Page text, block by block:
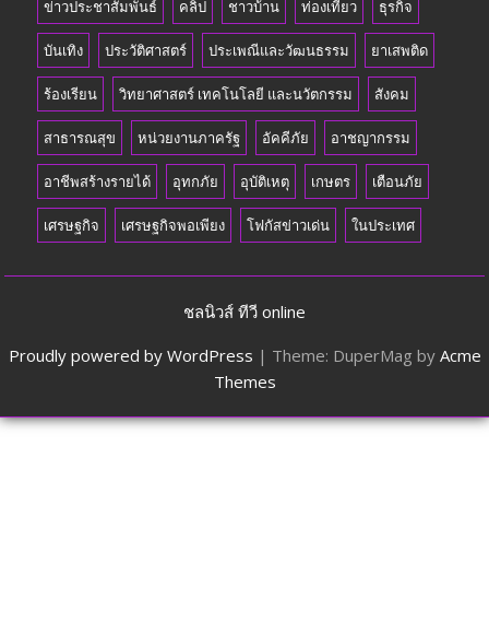
ข่าวประชาสัมพันธ์ คลิป ชาวบ้าน ท่องเที่ยว ธุรกิจ
บันเทิง ประวัติศาสตร์ ประเพณีและวัฒนธรรม ยาเสพติด
ร้องเรียน วิทยาศาสตร์ เทคโนโลยี และนวัตกรรม สังคม
สาธารณสุข หน่วยงานภาครัฐ อัคคีภัย อาชญากรรม
อาชีพสร้างรายได้ อุทกภัย อุบัติเหตุ เกษตร เตือนภัย
เศรษฐกิจ เศรษฐกิจพอเพียง โฟกัสข่าวเด่น ในประเทศ
ชลนิวส์ ทีวี online
Proudly powered by WordPress | Theme: DuperMag by Acme
Themes